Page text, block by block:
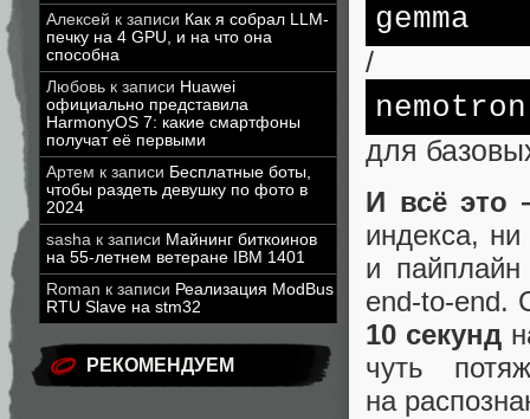
Алексей к записи Как я собрал LLM-
печку на 4 GPU, и на что она
способна
Любовь к записи Huawei
официально представила
HarmonyOS 7: какие смартфоны
получат её первыми
Артем к записи Бесплатные боты,
чтобы раздеть девушку по фото в
2024
sasha к записи Майнинг биткоинов
на 55-летнем ветеране IBM 1401
Roman к записи Реализация ModBus
RTU Slave на stm32
РЕКОМЕНДУЕМ
gemma
/
nemotron
для
И всё это
индекса,
и
10 секунд
чуть
на